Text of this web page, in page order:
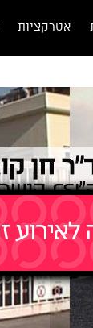
אטרקציות